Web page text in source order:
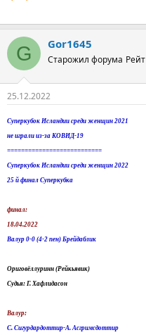
G Gor1645
Старожил форума
25.12.2022
Суперкубок Исландии среди женщин 2021
не играли из-за КОВИД-19
===========================
Суперкубок Исландии среди женщин 2022
25 й финал Суперкубка
финал:
18.04.2022
Валур 0-0 (4-2 пен) Брейдаблик
Ориговёллуринн (Рейкьявик)
Судья: Г. Хафлидасон
Валур:
С. Сигурдардоттир-А. Асгримсдоттир